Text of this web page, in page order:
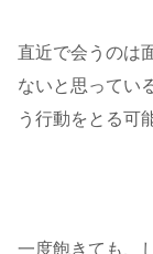
直近で会うのは
ないと思ってい
う行動をとる可
一度飽きても、